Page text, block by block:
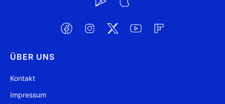
ÜBER UNS
Kontakt
Impressum